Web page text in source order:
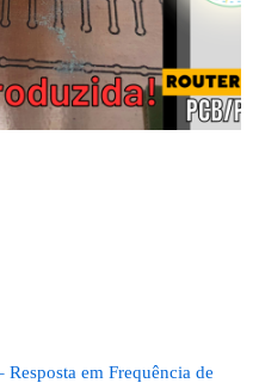
Resposta em Frequência de